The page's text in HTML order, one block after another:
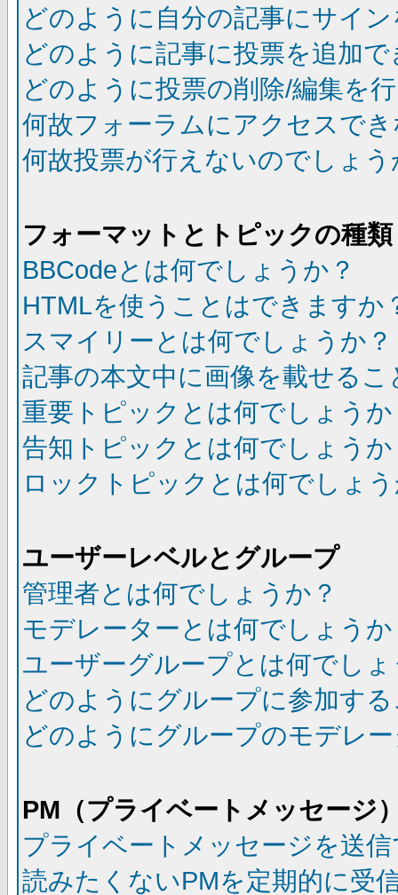
どのように自分の記事にサイ
どのように記事に投票を追加
どのように投票の削除/編集を
何故フォーラムにアクセスで
何故投票が行えないのでしょう
フォーマットとトピックの種類
BBCodeとは何でしょうか？
HTMLを使うことはできますか
スマイリーとは何でしょうか？
記事の本文中に画像を載せる
重要トピックとは何でしょうか
告知トピックとは何でしょうか
ロックトピックとは何でしょ
ユーザーレベルとグループ
管理者とは何でしょうか？
モデレーターとは何でしょうか
ユーザーグループとは何でし
どのようにグループに参加す
どのようにグループのモデレ
PM（プライベートメッセージ
プライベートメッセージを送
読みたくないPMを定期的に受